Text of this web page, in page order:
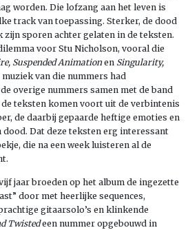
worden. Die lofzang aan het leven is
track van toepassing. Sterker, de dood
zijn sporen achter gelaten in de teksten.
voor Stu Nicholson, vooral die
Suspended Animationen Singularity,
van die nummers had
overige nummers samen met de band
de teksten komen voort uit de verbintenis
de daarbij gepaarde heftige emoties en
Dat deze teksten erg interessant
die na een week luisteren al de
jaar broeden op het album de ingezette
door met heerlijke sequences,
gitaarsolo’s en klinkende
Twistedeen nummer opgebouwd in